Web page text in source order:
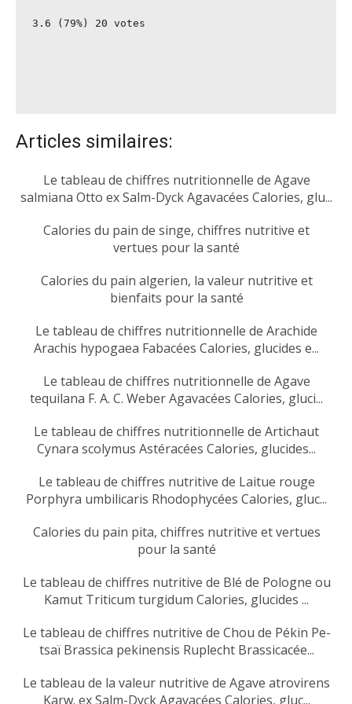
3.6 (79%) 20 votes
Articles similaires:
Le tableau de chiffres nutritionnelle de Agave
salmiana Otto ex Salm-Dyck Agavacées Calories, glu...
Calories du pain de singe, chiffres nutritive et
vertues pour la santé
Calories du pain algerien, la valeur nutritive et
bienfaits pour la santé
Le tableau de chiffres nutritionnelle de Arachide
Arachis hypogaea Fabacées Calories, glucides e...
Le tableau de chiffres nutritionnelle de Agave
tequilana F. A. C. Weber Agavacées Calories, gluci...
Le tableau de chiffres nutritionnelle de Artichaut
Cynara scolymus Astéracées Calories, glucides...
Le tableau de chiffres nutritive de Laitue rouge
Porphyra umbilicaris Rhodophycées Calories, gluc...
Calories du pain pita, chiffres nutritive et vertues
pour la santé
Le tableau de chiffres nutritive de Blé de Pologne ou
Kamut Triticum turgidum Calories, glucides ...
Le tableau de chiffres nutritive de Chou de Pékin Pe-
tsaï Brassica pekinensis Ruplecht Brassicacée...
Le tableau de la valeur nutritive de Agave atrovirens
Karw. ex Salm-Dyck Agavacées Calories, gluc...